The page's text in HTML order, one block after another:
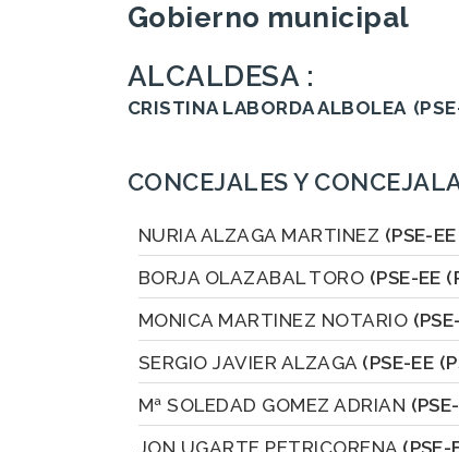
Gobierno municipal
ALCALDESA :
CRISTINA LABORDA ALBOLEA
CONCEJALES Y
NURIA ALZAGA MARTINEZ (PSE-
BORJA OLAZABAL TORO (PSE-EE
MONICA MARTINEZ NOTARIO
SERGIO JAVIER ALZAGA (PSE-EE
Mª SOLEDAD GOMEZ ADRIAN
JON UGARTE PETRICORENA (PSE-